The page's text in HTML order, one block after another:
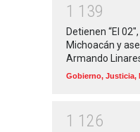
1 1 39
Detienen “El
Michoacán y
Armando
Gobierno, Justicia,
1 1 26